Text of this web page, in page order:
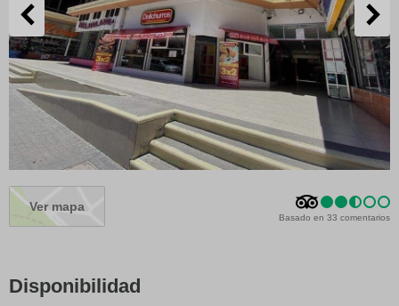
Ver mapa
Basado en 33 comentarios
Disponibilidad